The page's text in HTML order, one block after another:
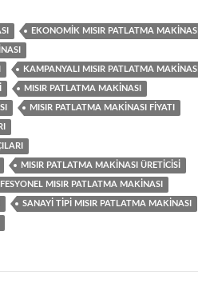
EKONOMIK MISIR PATLATMA MAKINASI
KAMPANYALI MISIR PATLATMA MAKINASI
MISIR PATLATMA MAKINASI
MISIR PATLATMA MAKINASI FIYATI
MISIR PATLATMA MAKINASI ÜRETICISI
MISIR PATLATMA MAKINASI
SANAYI TIPI MISIR PATLATMA MAKINASI